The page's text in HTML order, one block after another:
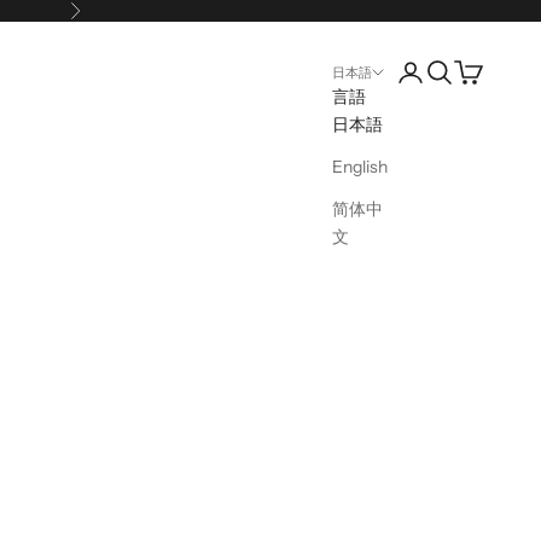
次へ
日本語
言語
日本語
English
简体中
文
アカウントページ
検索を開く
カートを